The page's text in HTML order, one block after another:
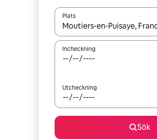
Plats
När resultaten är tillgängliga
Incheckning
Utcheckning
Sök